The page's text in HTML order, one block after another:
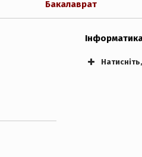
Бакалаврат